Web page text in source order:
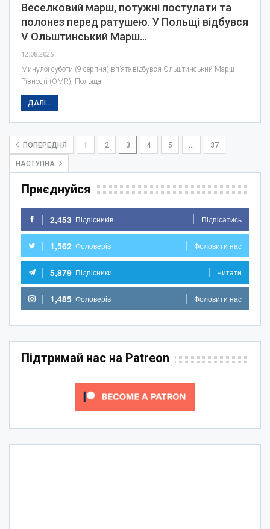
Веселковий марш, потужні постулати та
полонез перед ратушею. У Польщі відбувся
V Ольштинський Марш…
12.08.2025
Минулої суботи (9 серпня) вп’яте відбувся Ольштинський Марш
Рівності (OMR), Польща.
ДАЛІ...
ПОПЕРЕДНЯ 1 2 3 4 5 37
НАСТУПНА
Приєднуйся
2,453 Підпісників Підпісатись
1,562 Фоловерів Фоловити нас
5,879 Підпісники Читати
1,485 Фоловерів Фоловити нас
Підтримай нас на Patreon